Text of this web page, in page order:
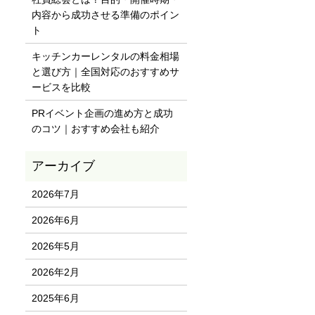
内容から成功させる準備のポイン
ト
キッチンカーレンタルの料金相場
と選び方｜全国対応のおすすめサ
ービスを比較
PRイベント企画の進め方と成功
のコツ｜おすすめ会社も紹介
2026年7月
2026年6月
2026年5月
2026年2月
2025年6月